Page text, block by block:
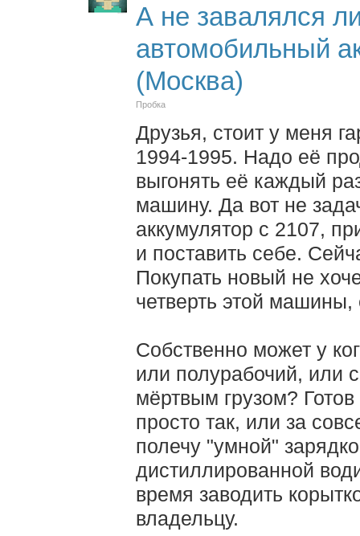
А не завалялся
автомобильный
(Москва)
Пробка
Друзья, стоит у меня
1994-1995. Надо её
выгонять её каждый
машину. Да вот не
аккумулятор с 2107,
и поставить себе.
Покупать новый не
четверть этой
Собственно может у
или полурабочий, или
мёртвым грузом?
просто так, или за
полечу "умной"
дистиллированной
время заводить
владельцу.